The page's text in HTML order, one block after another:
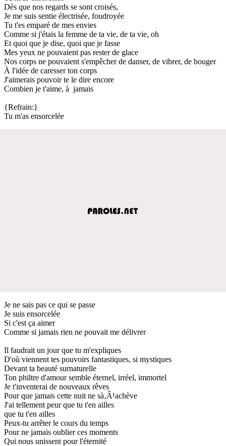
Dès que nos regards se sont croisés,
Je me suis sentie électrisée, foudroyée
Tu t'es emparé de mes envies
Comme si j'étais la femme de ta vie, de ta vie, oh
Et quoi que je dise, quoi que je fasse
Mes yeux ne pouvaient pas rester de glace
Nos corps ne pouvaient s'empêcher de danser, de vibrer, de bouger
À l'idée de caresser ton corps
J'aimerais pouvoir te le dire encore
Combien je t'aime, à jamais
{Refrain:}
Tu m'as ensorcelée
Je ne sais pas ce qui se passe
Je suis ensorcelée
Si c'est ça aimer
Comme si jamais rien ne pouvait me délivrer
Il faudrait un jour que tu m'expliques
D'où viennent tes pouvoirs fantastiques, si mystiques
Devant ta beauté surnaturelle
Ton philtre d'amour semble éternel, irréel, immortel
Je t'inventerai de nouveaux rêves
Pour que jamais cette nuit ne sà‚Â¹achève
J'ai tellement peur que tu t'en ailles
que tu t'en ailles
Peux-tu arrêter le cours du temps
Pour ne jamais oublier ces moments
Qui nous unissent pour l'éternité